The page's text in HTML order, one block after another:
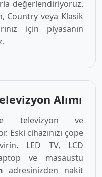
değerlendiriyoruz.
Country veya Klasik
için piyasanın
Alımı
televizyon ve
Eski cihazınızı çöpe
LED TV, LCD
ve masaüstü
adresinizden nakit